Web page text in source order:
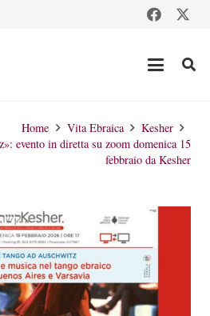
Home Vita Ebraica
Kesher
evento in diretta su zoom domenica 15
febbraio da Kesher